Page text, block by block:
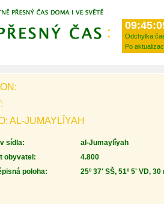
Odchylka
Po
AL-JUMAYLÎYAH
sídla:
al-Jumaylîyah
obyvatel:
4.800
poloha:
25º 37' SŠ, 51º 5' VD, 30